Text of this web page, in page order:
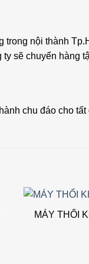
trong nội thành
sẽ chuyển hàng
chu đáo cho
MÁY THỔI